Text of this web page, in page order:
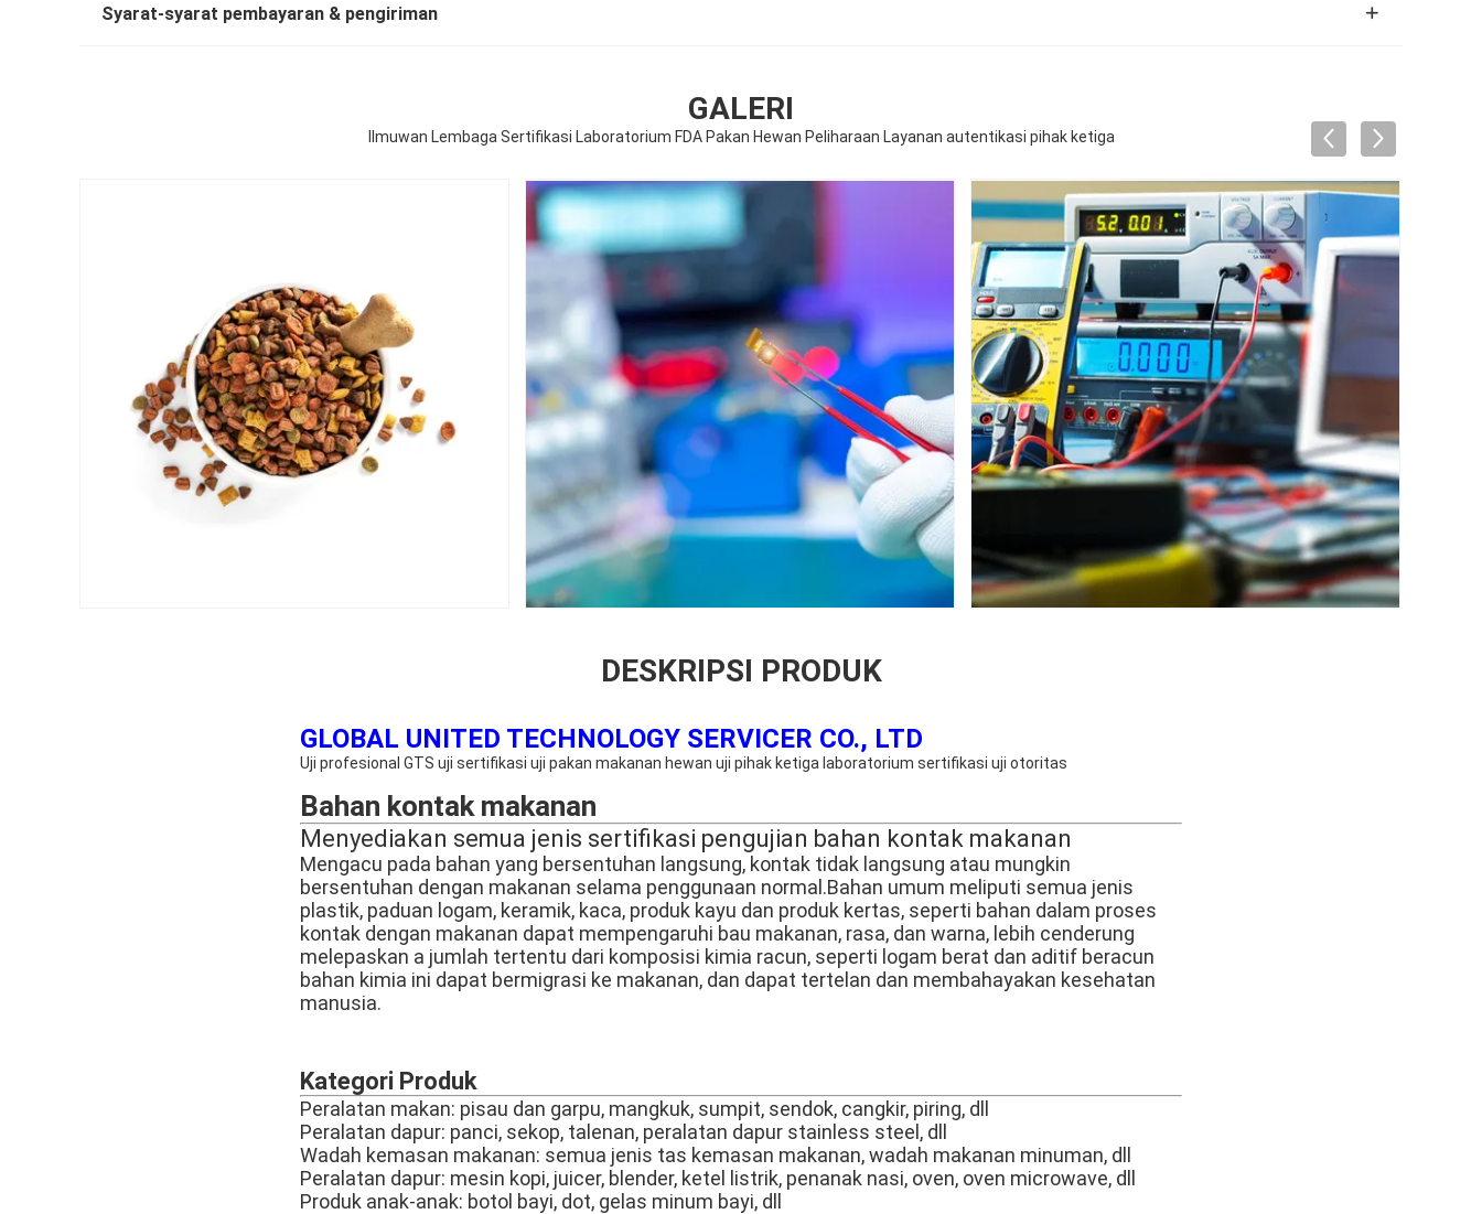
Syarat-syarat pembayaran & pengiriman
GALERI
Ilmuwan Lembaga Sertifikasi Laboratorium FDA Pakan Hewan Peliharaan Layanan autentikasi pihak ketiga
DESKRIPSI PRODUK
GLOBAL UNITED TECHNOLOGY SERVICER CO., LTD
Uji profesional GTS uji sertifikasi uji pakan makanan hewan uji pihak ketiga laboratorium sertifikasi uji otoritas
Bahan kontak makanan
Menyediakan semua jenis sertifikasi pengujian bahan kontak makanan
Mengacu pada bahan yang bersentuhan langsung, kontak tidak langsung atau mungkin
bersentuhan dengan makanan selama penggunaan normal.Bahan umum meliputi semua jenis
plastik, paduan logam, keramik, kaca, produk kayu dan produk kertas, seperti bahan dalam proses
kontak dengan makanan dapat mempengaruhi bau makanan, rasa, dan warna, lebih cenderung
melepaskan a jumlah tertentu dari komposisi kimia racun, seperti logam berat dan aditif beracun
bahan kimia ini dapat bermigrasi ke makanan, dan dapat tertelan dan membahayakan kesehatan
manusia.
Kategori Produk
Peralatan makan: pisau dan garpu, mangkuk, sumpit, sendok, cangkir, piring, dll
Peralatan dapur: panci, sekop, talenan, peralatan dapur stainless steel, dll
Wadah kemasan makanan: semua jenis tas kemasan makanan, wadah makanan minuman, dll
Peralatan dapur: mesin kopi, juicer, blender, ketel listrik, penanak nasi, oven, oven microwave, dll
Produk anak-anak: botol bayi, dot, gelas minum bayi, dll